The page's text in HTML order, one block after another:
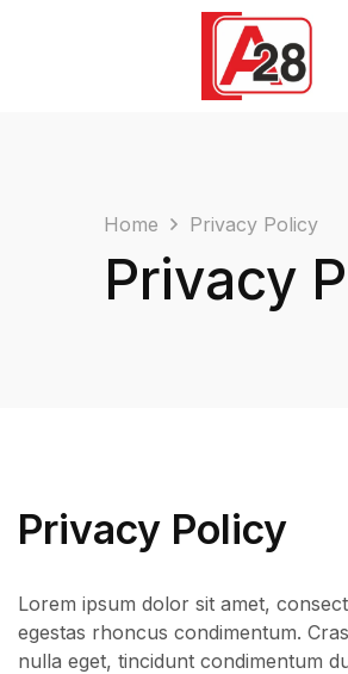
Home Privacy Policy
Privacy
Privacy Policy
Lorem ipsum dolor sit amet,
egestas rhoncus condimentum.
nulla eget, tincidunt condimentum